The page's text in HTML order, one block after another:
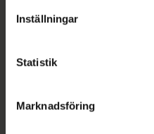
lagligheten av behandling
Inställningar
Statistik
Marknadsföring
Kronans Apotek finns här
datorn. Oavsett vem du
hjälpa just dig att må lite